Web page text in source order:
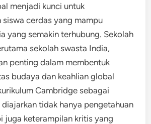
menjadi kunci untuk
siswa cerdas yang mampu
yang semakin terhubung. Sekolah
sekolah swasta India,
penting dalam membentuk
budaya dan keahlian global
Cambridge sebagai
diajarkan tidak hanya pengetahuan
juga keterampilan kritis yang